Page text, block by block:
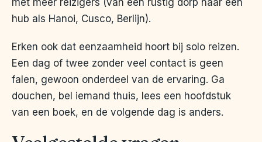
met meer reizigers (van een rustig dorp naar een
hub als Hanoi, Cusco, Berlijn).
Erken ook dat eenzaamheid hoort bij solo reizen.
Een dag of twee zonder veel contact is geen
falen, gewoon onderdeel van de ervaring. Ga
douchen, bel iemand thuis, lees een hoofdstuk
van een boek, en de volgende dag is anders.